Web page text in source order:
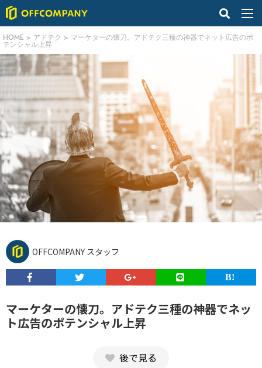
HOME > アドテク > マーケターの懐刀。アドテク三種の神器でネット広告のポ
テンシャル上昇
OFFCOMPANY スタッフ
マーケターの懐刀。アドテク三種の神器でネッ
ト広告のポテンシャル上昇
後で見る